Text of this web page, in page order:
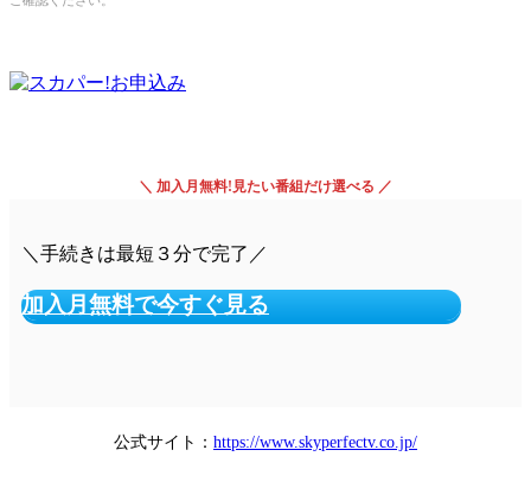
＼ 加入月無料!見たい番組だけ選べる ／
＼手続きは最短３分で完了／
加入月無料で今すぐ見る
公式サイト： https://www.skyperfectv.co.jp/